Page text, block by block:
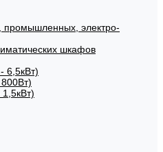
промышленных, электро-
шкафов